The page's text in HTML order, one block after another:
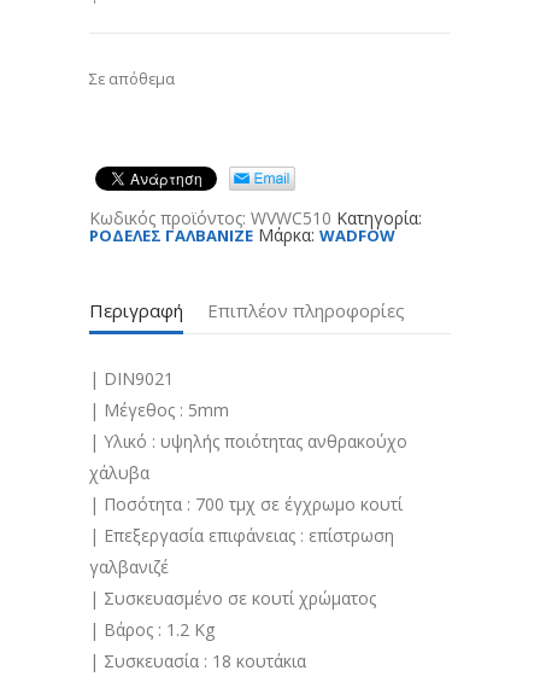
Σε απόθεμα
Κωδικός προϊόντος: WVWC510 Κατηγορία:
ΡΟΔΕΛΕΣ ΓΑΛΒΑΝΙΖΕ Μάρκα: WADFOW
Περιγραφή Επιπλέον πληροφορίες
| DIN9021
| Μέγεθος : 5mm
| Υλικό : υψηλής ποιότητας ανθρακούχο
χάλυβα
| Ποσότητα : 700 τμχ σε έγχρωμο κουτί
| Επεξεργασία επιφάνειας : επίστρωση
γαλβανιζέ
| Συσκευασμένο σε κουτί χρώματος
| Βάρος : 1.2 Kg
| Συσκευασία : 18 κουτάκια